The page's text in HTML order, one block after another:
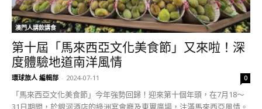
澳門人講飲講食
第十屆「馬來西亞文化美食節」又來啦！深
度體驗地道南洋風情
環球旅人 編輯部 - 2024-07-11 0
「馬來西亞文化美食節」今年強勢回歸！迎來第十個年頭，在7月18～
31日期間，於銀河酒店的綠洲宴會廳及東翼廣場，注滿馬來西亞風情。